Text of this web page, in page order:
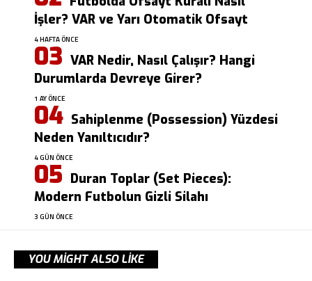
İşler? VAR ve Yarı Otomatik Ofsayt
4 HAFTA ÖNCE
VAR Nedir, Nasıl Çalışır? Hangi
Durumlarda Devreye Girer?
1 AY ÖNCE
Sahiplenme (Possession) Yüzdesi
Neden Yanıltıcıdır?
4 GÜN ÖNCE
Duran Toplar (Set Pieces):
Modern Futbolun Gizli Silahı
3 GÜN ÖNCE
YOU MIGHT ALSO LIKE